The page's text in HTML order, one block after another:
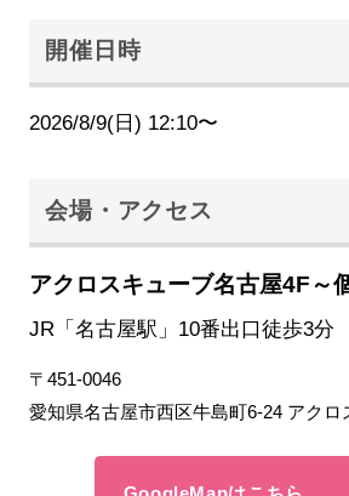
開催日時
2026/8/9(日) 12:10〜
会場・アクセス
アクロスキューブ名古屋4F～
JR「名古屋駅」10番出口徒歩3分
〒451-0046
愛知県名古屋市西区牛島町6-24 アクロ